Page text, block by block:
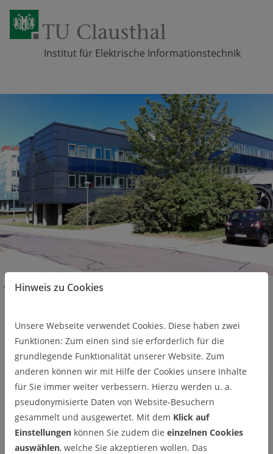
Institut für Elektrische Informationstechnik
Über uns Team
Dr.-Ing. Alex Tarasow
Volkswagen AG, Vorentwicklung Fahrassistenzsysteme
Hinweis zu Cookies
Unsere Webseite verwendet Cookies. Diese haben zwei
Funktionen: Zum einen sind sie erforderlich für die
grundlegende Funktionalität unserer Website. Zum
anderen können wir mit Hilfe der Cookies unsere Inhalte
für Sie immer weiter verbessern. Hierzu werden u. a.
pseudonymisierte Daten von Website-Besuchern
gesammelt und ausgewertet. Mit dem Klick auf
Einstellungen können Sie zudem die einzelnen Cookies
auswählen, welche Sie akzeptieren wollen. Das